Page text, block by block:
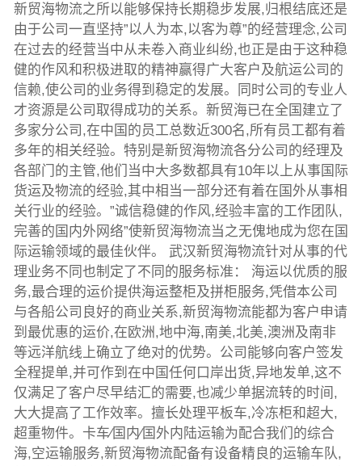
新贸海物流之所以能够保持长期稳步发展,归根结底还是
由于公司一直坚持”以人为本,以客为尊”的经营理念,公司
在过去的经营当中从未卷入商业纠纷,也正是由于这种稳
健的作风和积极进取的精神赢得广大客户及航运公司的
信赖,使公司的业务得到稳定的发展。同时公司的专业人
才资源是公司取得成功的关系。新贸海已在全国建立了
多家分公司,在中国的员工总数近300名,所有员工都有着
多年的相关经验。特别是新贸海物流各分公司的经理及
各部门的主管,他们当中大多数都具有10年以上从事国际
货运及物流的经验,其中相当一部分还有着在国外从事相
关行业的经验。”诚信稳健的作风,经验丰富的工作团队,
完善的国内外网络”使新贸海物流当之无傀地成为您在国
际运输领域的最佳伙伴。 武汉新贸海物流针对从事的代
理业务不同也制定了不同的服务标准： 海运以优质的服
务,最合理的运价提供海运整柜及拼柜服务,凭借本公司
与各船公司良好的商业关系,新贸海物流能都为客户申请
到最优惠的运价,在欧洲,地中海,南美,北美,澳洲及南非
等远洋航线上确立了绝对的优势。公司能够向客户签发
全程提单,并可作到在中国任何口岸出货,异地发单,这不
仅满足了客户尽早结汇的需要,也减少单据流转的时间,
大大提高了工作效率。擅长处理平板车,冷冻柜和超大,
超重物件。卡车∕国内∕国外内陆运输为配合我们的综合
海,空运输服务,新贸海物流配备有设备精良的运输车队,